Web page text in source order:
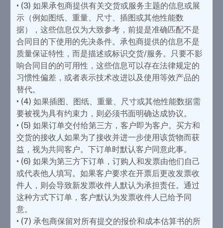
• (3) 如果承包商提供有关交货或服务主题的信息或展
示（例如图纸、重量、尺寸、插图或其他性能数
据），这些信息仅为大致参考，前提是准确匹配不是
合同目的下使用的先决条件。承包商提供的信息不是
质量保证特性，而是描述或标识交货/服务。只要不影
响合同目的的可用性，这些信息可以存在法律规定的
习惯性偏差，或者表示技术改进以及使用等效产品的
替代。
• (4) 如果插图、图纸、重量、尺寸或其他性能数据需
要被视为具有约束力，则必须书面明确达成协议。
• (5) 如果订单交付给第三方，客户即为客户。买方和
交货的接收人如果为了接收并进一步使用该货物而获
益，视为共同客户。下订单时默认客户同意此事。
• (6) 如果为第三方下订单，订购人和发票由他们自己
或代表他人填写。如果客户要求在开票后更改发票收
件人，则会导致新发票收件人默认为承担责任。通过
这种方式下订单，客户默认为发票收件人已给予同
意。
• (7) 承包商保留对所有提交的报价和成本估算书的所